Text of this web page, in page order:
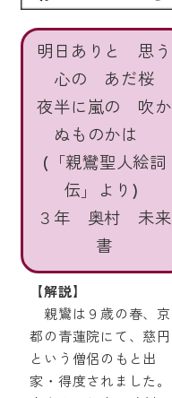
明日ありと 思う
心の あだ桜
夜半に嵐の 吹か
ぬものかは
(「親鸞聖人絵詞
伝」より)
３年 奥村 未来
書
【解説】
親鸞は９歳の春、京
都の青蓮院にて、慈円
という僧侶のもと出
家・得度されました。